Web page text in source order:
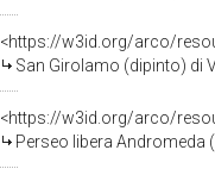
<https://w3id.org/arco/
San Girolamo (dipinto) di
<https://w3id.org/arco/
Perseo libera Andromeda